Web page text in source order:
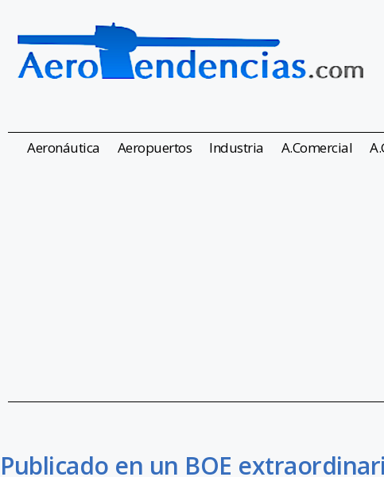
Aeronáutica Aeropuertos Industria A.Comercial
Publicado en un BOE